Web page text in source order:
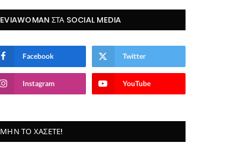
EVIAWOMAN ΣΤΑ SOCIAL MEDIA
Facebook Twitter
Instagram YouTube
ΜΗΝ ΤΟ ΧΆΣΕΤΕ!